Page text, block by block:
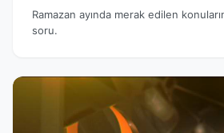
Ramazan ayında merak edilen
soru.